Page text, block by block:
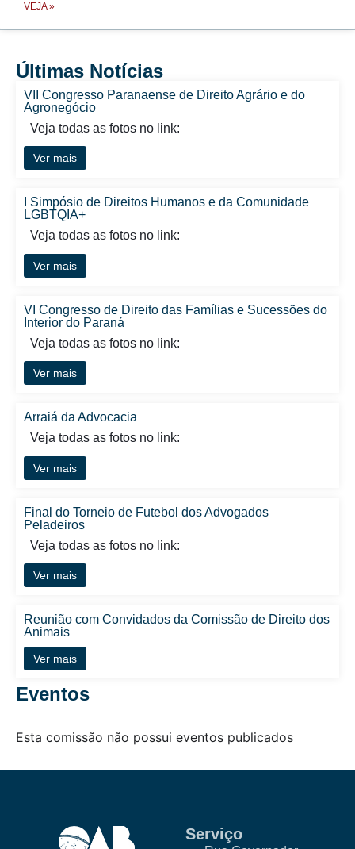
VEJA »
Últimas Notícias
VII Congresso Paranaense de Direito Agrário e do
Agronegócio
Veja todas as fotos no link:
Ver mais
I Simpósio de Direitos Humanos e da Comunidade
LGBTQIA+
Veja todas as fotos no link:
Ver mais
VI Congresso de Direito das Famílias e Sucessões do
Interior do Paraná
Veja todas as fotos no link:
Ver mais
Arraiá da Advocacia
Veja todas as fotos no link:
Ver mais
Final do Torneio de Futebol dos Advogados
Peladeiros
Veja todas as fotos no link:
Ver mais
Reunião com Convidados da Comissão de Direito dos
Animais
Ver mais
Eventos
Esta comissão não possui eventos publicados
Serviço